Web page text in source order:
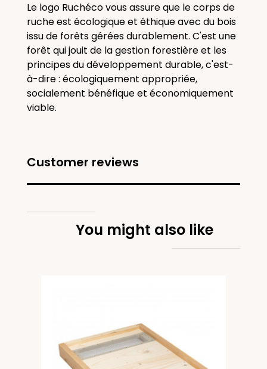
Le logo Ruchéco vous assure que le corps de
ruche est écologique et éthique avec du bois
issu de forêts gérées durablement. C'est une
forêt qui jouit de la gestion forestière et les
principes du développement durable, c'est-
à-dire : écologiquement appropriée,
socialement bénéfique et économiquement
viable.
Customer reviews
You might also like